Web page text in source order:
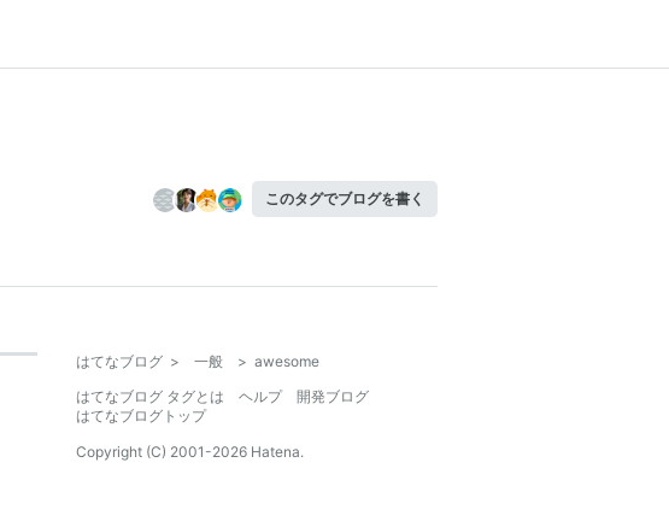
このタグでブログを書く
はてなブログ > 一般 > awesome
はてなブログ タグとは
ヘルプ
開発ブログ
はてなブログトップ
Copyright (C) 2001-2026 Hatena.